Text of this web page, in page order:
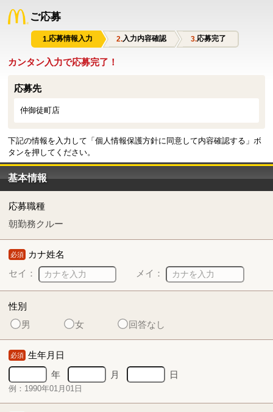
ご応募
応募情報入力 入力内容確認 応募完了
カンタン入力で応募完了！
応募先
仲御徒町店
下記の情報を入力して「個人情報保護方針に同意して内容確認する」ボ
タンを押してください。
基本情報
応募職種
朝勤務クルー
必須 カナ姓名
セイ：
メイ：
性別
男
女 回答なし
必須 生年月日
年
月 日
例：1990年01月01日